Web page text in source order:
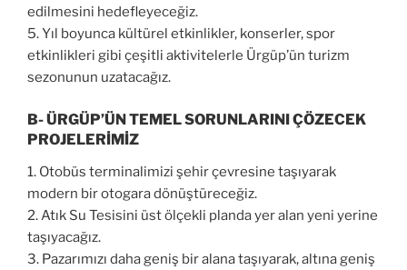
edilmesini hedefleyeceğiz.
5.Yıl boyunca kültürel etkinlikler, konserler, spor
etkinlikleri gibi çeşitli aktivitelerle Ürgüp’ün turizm
sezonunun uzatacağız.
B-ÜRGÜP’ÜN TEMEL SORUNLARINI ÇÖZECEK
PROJELERİMİZ
1. Otobüs terminalimizi şehir çevresine taşıyarak
modern bir otogara dönüştüreceğiz.
2.Atık Su Tesisini üst ölçekli planda yer alan yeni yerine
taşıyacağız.
3. Pazarımızı daha geniş bir alana taşıyarak, altına geniş